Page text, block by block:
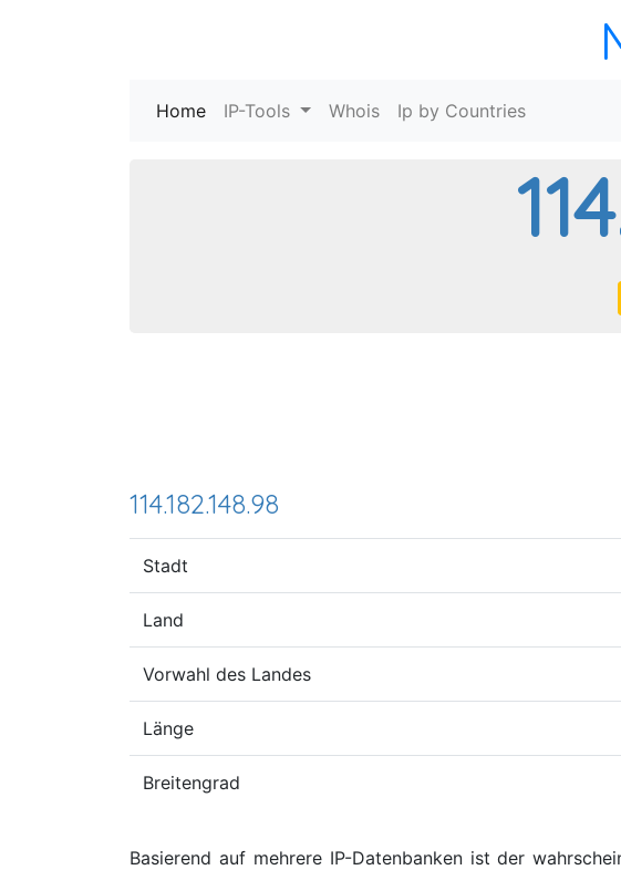
Home (current)
IP-Tools Whois Ip by Countries
114.182.148.98
Stadt
Land
Vorwahl des Landes
Länge
Breitengrad
Basierend auf mehrere IP-Datenbanken ist der